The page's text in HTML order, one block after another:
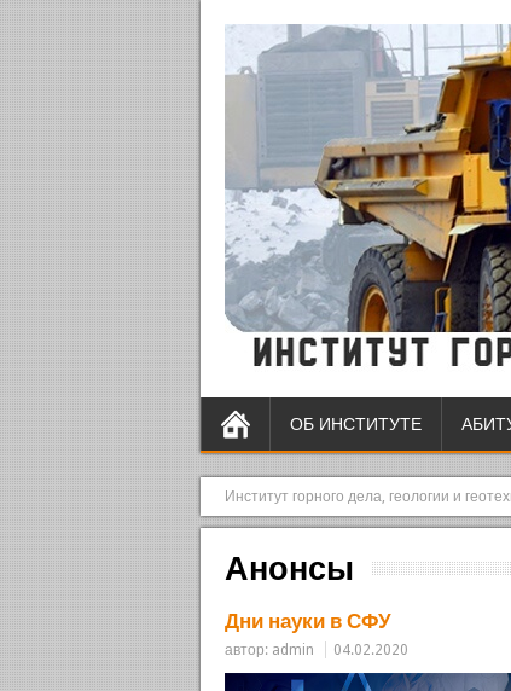
ОБ ИНСТИТУТЕ
Институт горного дела, геологии и
Анонсы
Дни науки в СФУ
автор: admin
04.02.2020